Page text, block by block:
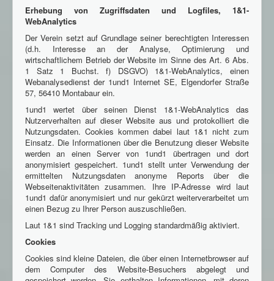
Erhebung von Zugriffsdaten und Logfiles, 1&1-
WebAnalytics
Der Verein setzt auf Grundlage seiner berechtigten Interessen
(d.h. Interesse an der Analyse, Optimierung und
wirtschaftlichem Betrieb der Website im Sinne des Art. 6 Abs.
1 Satz 1 Buchst. f) DSGVO) 1&1-WebAnalytics, einen
Webanalysedienst der 1und1 Internet SE, Elgendorfer Straße
57, 56410 Montabaur ein.
1und1 wertet über seinen Dienst 1&1-WebAnalytics das
Nutzerverhalten auf dieser Website aus und protokolliert die
Nutzungsdaten. Cookies kommen dabei laut 1&1 nicht zum
Einsatz. Die Informationen über die Benutzung dieser Website
werden an einen Server von 1und1 übertragen und dort
anonymisiert gespeichert. 1und1 stellt unter Verwendung der
ermittelten Nutzungsdaten anonyme Reports über die
Webseitenaktivitäten zusammen. Ihre IP-Adresse wird laut
1und1 dafür anonymisiert und nur gekürzt weiterverarbeitet um
einen Bezug zu Ihrer Person auszuschließen.
Laut 1&1 sind Tracking und Logging standardmäßig aktiviert.
Cookies
Cookies sind kleine Dateien, die über einen Internetbrowser auf
dem Computer des Website-Besuchers abgelegt und